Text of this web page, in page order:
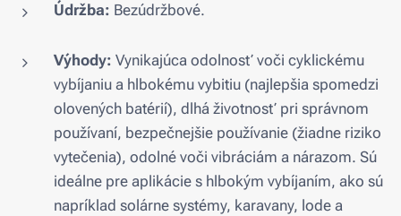
Údržba: Bezúdržbové.
Výhody: Vynikajúca odolnosť voči cyklickému
vybíjaniu a hlbokému vybitiu (najlepšia spomedzi
olovených batérií), dlhá životnosť pri správnom
používaní, bezpečnejšie používanie (žiadne riziko
vytečenia), odolné voči vibráciám a nárazom. Sú
ideálne pre aplikácie s hlbokým vybíjaním, ako sú
napríklad solárne systémy, karavany, lode a